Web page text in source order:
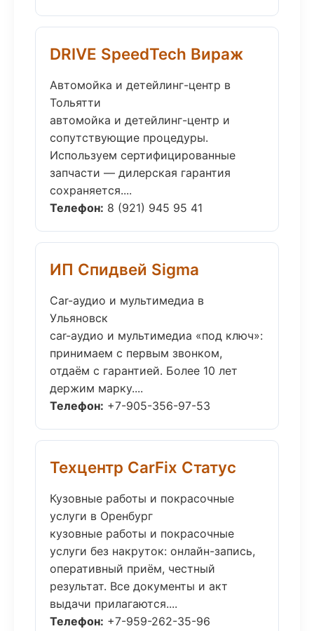
DRIVE SpeedTech Вираж
Автомойка и детейлинг-центр в
Тольятти
автомойка и детейлинг-центр и
сопутствующие процедуры.
Используем сертифицированные
запчасти — дилерская гарантия
сохраняется....
Телефон: 8 (921) 945 95 41
ИП Спидвей Sigma
Car-аудио и мультимедиа в
Ульяновск
car-аудио и мультимедиа «под ключ»:
принимаем с первым звонком,
отдаём с гарантией. Более 10 лет
держим марку....
Телефон: +7-905-356-97-53
Техцентр CarFix Статус
Кузовные работы и покрасочные
услуги в Оренбург
кузовные работы и покрасочные
услуги без накруток: онлайн-запись,
оперативный приём, честный
результат. Все документы и акт
выдачи прилагаются....
Телефон: +7-959-262-35-96